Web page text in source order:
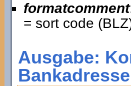
formatcomment
= sort code
Ausgabe: